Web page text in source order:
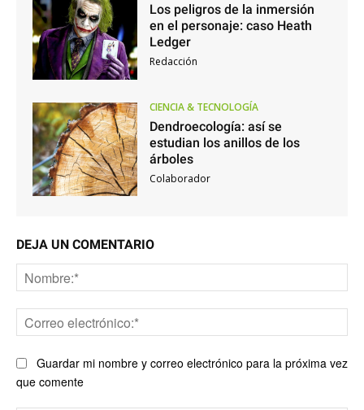
Los peligros de la inmersión
en el personaje: caso Heath
Ledger
Redacción
CIENCIA & TECNOLOGÍA
Dendroecología: así se
estudian los anillos de los
árboles
Colaborador
DEJA UN COMENTARIO
Guardar mi nombre y correo electrónico para la próxima vez
que comente